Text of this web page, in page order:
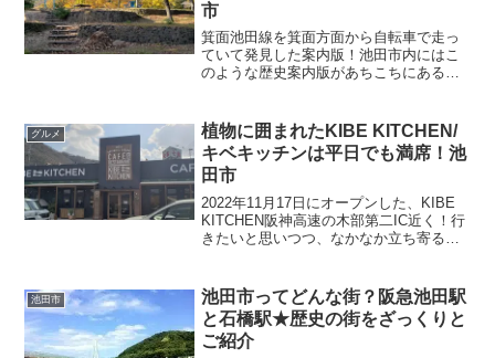
市
箕面池田線を箕面方面から自転車で走っ
ていて発見した案内版！池田市内にはこ
のような歴史案内版があちこちにあるの
近くにあるではないですか！！こんなと
ころに公園があ...
グルメ
植物に囲まれたKIBE KITCHEN/
キベキッチンは平日でも満席！池
田市
2022年11月17日にオープンした、KIBE
KITCHEN阪神高速の木部第二IC近く！行
きたいと思いつつ、なかなか立ち寄るこ
場はいつも満車のイメー...
池田市
池田市ってどんな街？阪急池田駅
と石橋駅★歴史の街をざっくりと
ご紹介